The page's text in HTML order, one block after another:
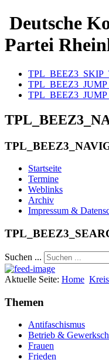
Deutsche
Partei
Startseite
Termine
Weblinks
Archiv
Impressum &
Suchen ...
Aktuelle Seite: Home
Themen
Antifaschismus
Betrieb &
Frauen
Frieden